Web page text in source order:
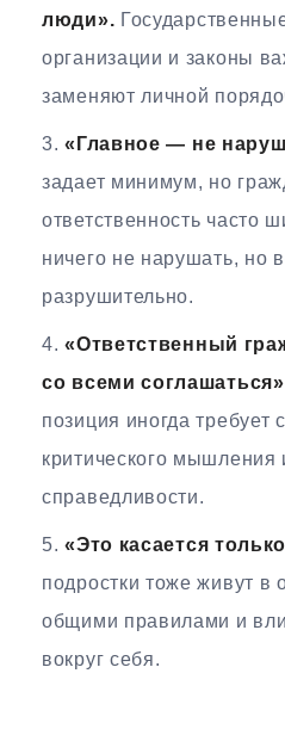
люди».
организации и законы
заменяют личной
«Главное — не
задает минимум, но
ответственность часто
ничего не нарушать, но
разрушительно.
«Ответственный
со всеми
позиция иногда требует
критического мышления
справедливости.
«Это касается
подростки тоже живут в
общими правилами и
вокруг себя.